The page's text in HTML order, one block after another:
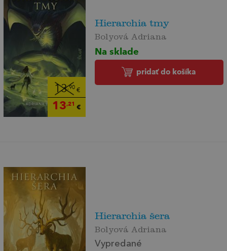
13,90€
13,21 €
Hierarchia tmy
Bolyová Adriana
Na sklade
pridať do košíka
Hierarchia šera
Bolyová Adriana
Vypredané